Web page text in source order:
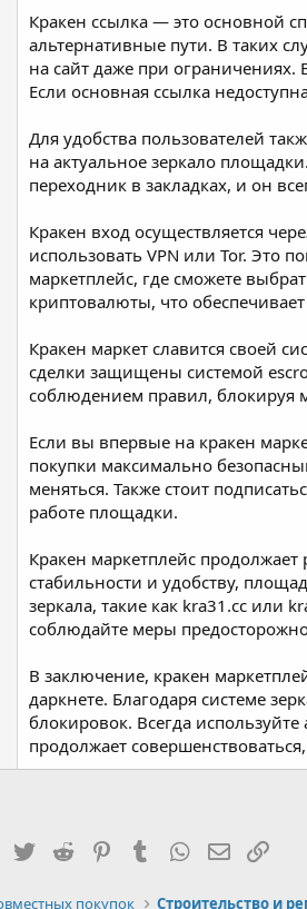
Кракен ссылка — это основной
альтернативные пути. В таких
на сайт даже при
Если основная ссылка
Для удобства пользователей
на актуальное зеркало
переходник в закладках, и он
Кракен вход осуществляется
использовать VPN или Tor. Это
маркетплейс, где сможете
криптовалюты, что
Кракен маркет славится своей
сделки защищены системой
соблюдением правил, блокируя
Если вы впервые на кракен
покупки максимально
меняться. Также стоит
работе площадки.
Кракен маркетплейс
стабильности и удобству,
зеркала, такие как kra31.cc или
соблюдайте меры
В заключение, кракен
даркнете. Благодаря системе
блокировок. Всегда
продолжает
Facebook
TwitterReddit PinterestTumblrWhatsApp
покупок Строительство и